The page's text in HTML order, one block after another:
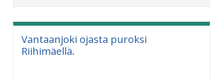
Vantaanjoki ojasta puroksi
Riihimäellä.